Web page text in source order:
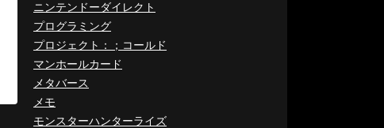
ニンテンドーダイレクト
プログラミング
プロジェクト：；コールド
マンホールカード
メタバース
メモ
モンスターハンターライズ